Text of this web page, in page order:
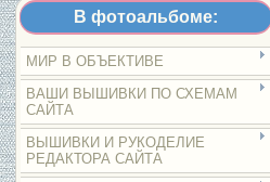
В фотоальбоме:
МИР В ОБЪЕКТИВЕ
ВАШИ ВЫШИВКИ ПО СХЕМАМ
САЙТА
ВЫШИВКИ И РУКОДЕЛИЕ
РЕДАКТОРА САЙТА